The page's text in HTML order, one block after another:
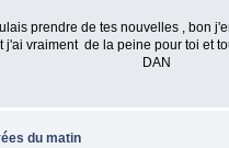
prendre de tes nouvelles , bon
j'ai vraiment de la peine pour toi et
du matin